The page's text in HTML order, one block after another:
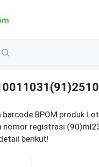
barcode BPOM produk
nomor registrasi
berikut!